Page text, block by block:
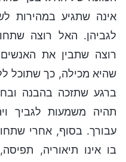
אינה שתגיע במהירות
לגביהן. האל רוצה
רוצה שתבין את
שהיא מכילה, כך שתוכל
ברגע שתזכה בהבנה
תהיה משמעות לגביך
עבורך. בסוף, אחרי
בו אינו תיאוריה,